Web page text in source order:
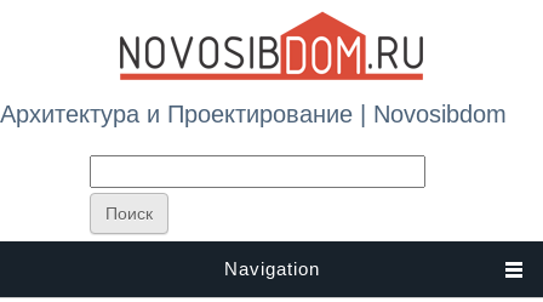
Архитектура и Проектирование | Novosibdom
Navigation